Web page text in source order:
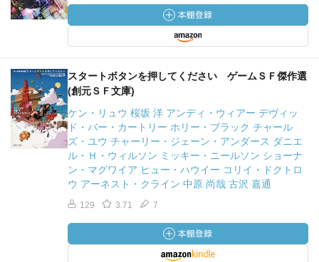
スタートボタンを押してください ゲームＳＦ傑作選
(創元ＳＦ文庫)
ケン・リュウ 桜坂 洋 アンディ・ウィアー デヴィッ
ド・バー・カートリー ホリー・ブラック チャール
ズ・ユウ チャーリー・ジェーン・アンダース ダニエ
ル・Ｈ・ウィルソン ミッキー・ニールソン ショーナ
ン・マグワイア ヒュー・ハウイー コリイ・ドクトロ
ウ アーネスト・クライン 中原 尚哉 古沢 嘉通
129 3.71 7